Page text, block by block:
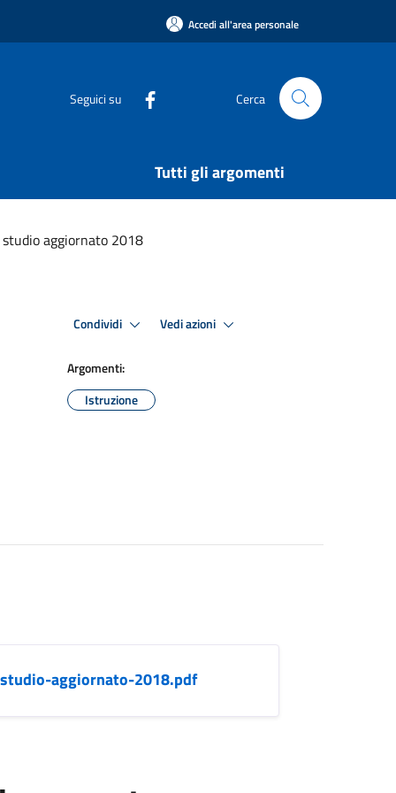
Accedi all'area personale
Seguici su Cerca
Tutti gli argomenti
aggiornato 2018
Condividi Vedi azioni
Argomenti:
Istruzione
aggiornato-2018.pdf